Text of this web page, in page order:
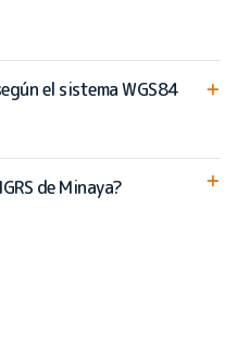
el sistema WGS84
de Minaya?